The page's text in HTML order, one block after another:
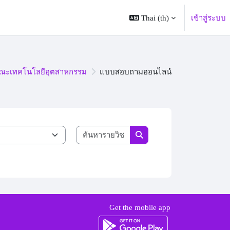
Thai ‎(th)‎ เข้าสู่ระบบ
ะเทคโนโลยีอุตสาหกรรม แบบสอบถามออนไลน์
ค้นหารายวิชา
ค้นหารายวิชา
Get the mobile app